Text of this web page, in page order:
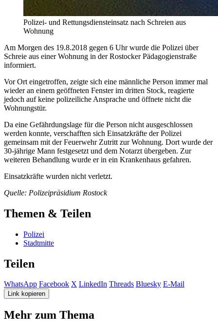
Polizei- und Rettungsdiensteinsatz nach Schreien aus
Wohnung
Am Morgen des 19.8.2018 gegen 6 Uhr wurde die Polizei über
Schreie aus einer Wohnung in der Rostocker Pädagogienstraße
informiert.
Vor Ort eingetroffen, zeigte sich eine männliche Person immer mal
wieder an einem geöffneten Fenster im dritten Stock, reagierte
jedoch auf keine polizeiliche Ansprache und öffnete nicht die
Wohnungstür.
Da eine Gefährdungslage für die Person nicht ausgeschlossen
werden konnte, verschafften sich Einsatzkräfte der Polizei
gemeinsam mit der Feuerwehr Zutritt zur Wohnung. Dort wurde der
30-jährige Mann festgesetzt und dem Notarzt übergeben. Zur
weiteren Behandlung wurde er in ein Krankenhaus gefahren.
Einsatzkräfte wurden nicht verletzt.
Quelle: Polizeipräsidium Rostock
Themen & Teilen
Polizei
Stadtmitte
Teilen
WhatsApp Facebook X LinkedIn Threads Bluesky E-Mail
Link kopieren
Mehr zum Thema